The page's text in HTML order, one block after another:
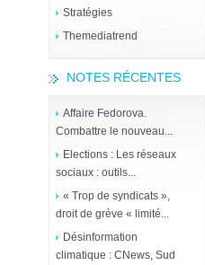
Stratégies
Themediatrend
NOTES RÉCENTES
Affaire Fedorova.
Combattre le nouveau...
Elections : Les réseaux
sociaux : outils...
« Trop de syndicats »,
droit de grève « limité...
Désinformation
climatique : CNews, Sud